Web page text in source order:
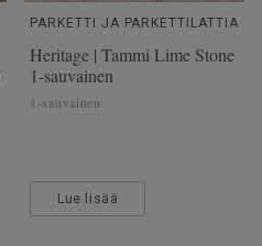
PARKETTI JA PARKETTILATTIA
Heritage | Tammi Lime Stone
1-sauvainen
1-sauvainen
Lue lisää